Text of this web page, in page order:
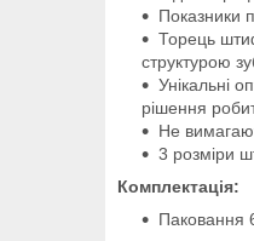
Показники
Торець
структурою
Унікальні
рішення
Не
3 розміри
Комплектація:
Паковання